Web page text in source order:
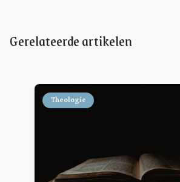
Gerelateerde artikelen
Theologie